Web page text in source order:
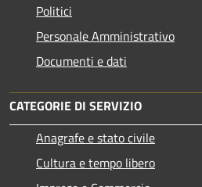
Politici
Personale Amministrativo
Documenti e dati
CATEGORIE DI SERVIZIO
Anagrafe e stato civile
Cultura e tempo libero